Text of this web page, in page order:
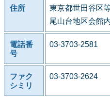
住所
東京都世田谷区
尾山台地区会館
電話番
号
03-3703-2581
ファク
シミリ
03-3703-2624